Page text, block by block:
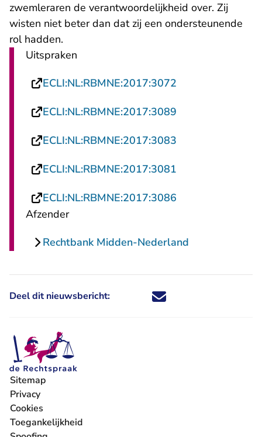
zwemleraren de verantwoordelijkheid over. Zij
wisten niet beter dan dat zij een ondersteunende
rol hadden.
Uitspraken
ECLI:NL:RBMNE:2017:3072
ECLI:NL:RBMNE:2017:3089
ECLI:NL:RBMNE:2017:3083
ECLI:NL:RBMNE:2017:3081
ECLI:NL:RBMNE:2017:3086
Afzender
Rechtbank Midden-Nederland
Deel dit nieuwsbericht: Deel dit nieuwsbericht via X -
Deel dit nieuwsbericht via
Deel dit nieuwsbericht
Deel dit
Sitemap
Privacy
Cookies
Toegankelijkheid